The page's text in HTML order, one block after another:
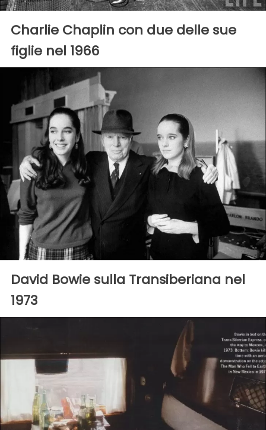
Charlie Chaplin con due delle sue
figlie nel 1966
David Bowie sulla Transiberiana nel
1973